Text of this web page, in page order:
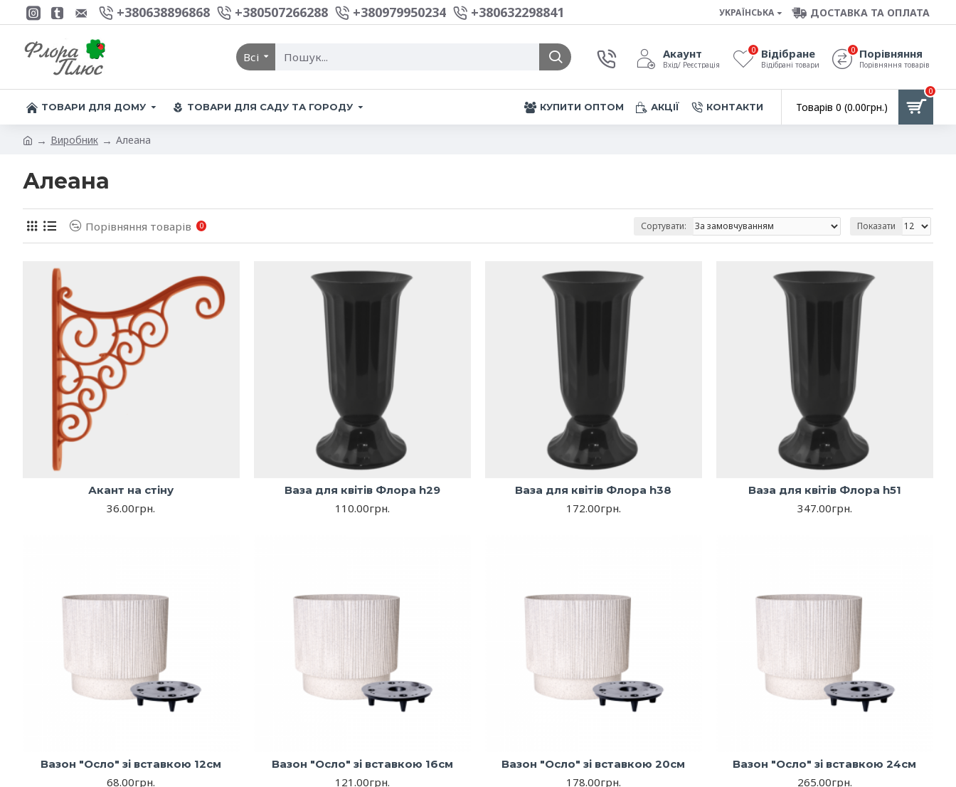
+380638896868 +380507266288 +380979950234 +380632298841 УКРАЇНСЬКА ДОСТАВКА ТА ОПЛАТА
Всі Акаунт
Вхід/ Реєстрація
Відібране
Відібрані товари
0 Порівняння
Порівняння товарів
0
ТОВАРИ ДЛЯ ДОМУ ТОВАРИ ДЛЯ САДУ ТА ГОРОДУ КУПИТИ ОПТОМ АКЦІЇ КОНТАКТИ Товарів 0 (0.00грн.)
0
Виробник Алеана
Алеана
Порівняння товарів 0 Сортувати: Показати
Акант на стіну
36.00грн.
Ваза для квітів Флора h29
110.00грн.
Ваза для квітів Флора h38
172.00грн.
Ваза для квітів Флора h51
347.00грн.
Вазон "Осло" зі вставкою 12см
68.00грн.
Вазон "Осло" зі вставкою 16см
121.00грн.
Вазон "Осло" зі вставкою 20см
178.00грн.
Вазон "Осло" зі вставкою 24см
265.00грн.